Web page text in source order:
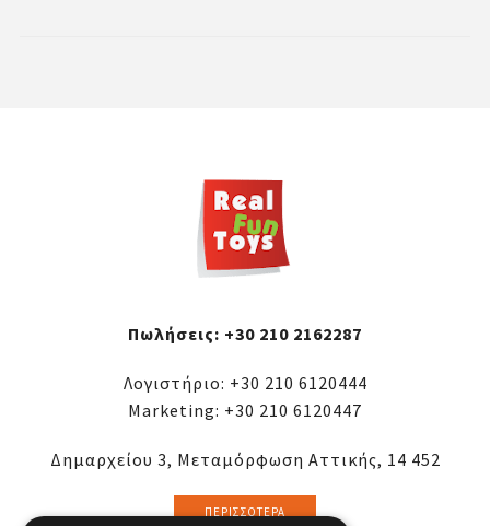
Πωλήσεις: +30 210 2162287
Λογιστήριο: +30 210 6120444
Marketing: +30 210 6120447
Δημαρχείου 3, Μεταμόρφωση Αττικής, 14 452
ΠΕΡΙΣΣΌΤΕΡΑ